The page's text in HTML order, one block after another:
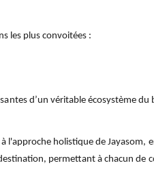
les plus convoitées :
d’un véritable écosystème
holistique de Jayasom,
permettant à chacun de